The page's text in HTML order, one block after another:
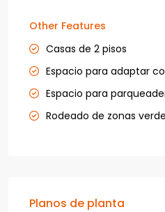
Other Features
Casas de 2 pisos
Espacio para adaptar
Espacio para
Rodeado de zonas
Planos de planta